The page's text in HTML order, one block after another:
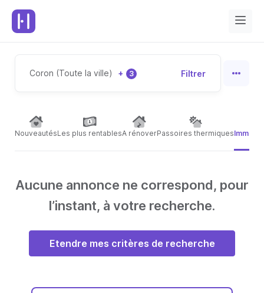
Coron (Toute la ville) + 3 Filtrer
NouveautésLes plus rentablesA rénoverPassoires thermiques
Aucune annonce ne correspond, pour
l’instant, à votre recherche.
Etendre mes critères de recherche